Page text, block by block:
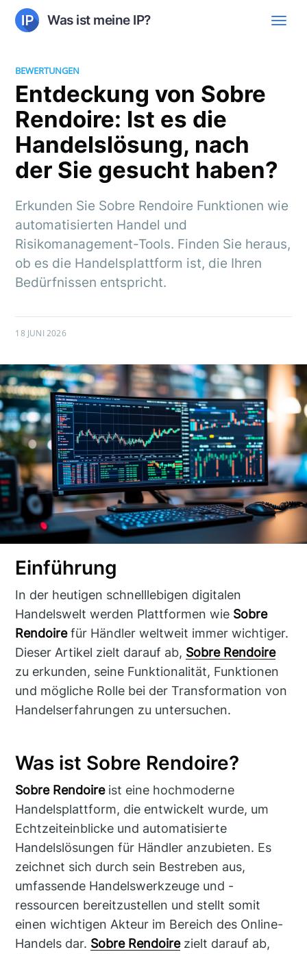
Was ist meine IP?
BEWERTUNGEN
Entdeckung von Sobre
Rendoire: Ist es die
Handelslösung, nach
der Sie gesucht haben?
Erkunden Sie Sobre Rendoire Funktionen wie
automatisierten Handel und
Risikomanagement-Tools. Finden Sie heraus,
ob es die Handelsplattform ist, die Ihren
Bedürfnissen entspricht.
18 JUNI 2026
Einführung
In der heutigen schnelllebigen digitalen
Handelswelt werden Plattformen wie Sobre
Rendoirefür Händler weltweit immer wichtiger.
Dieser Artikel zielt darauf ab, Sobre Rendoire
zu erkunden, seine Funktionalität, Funktionen
und mögliche Rolle bei der Transformation von
Handelserfahrungen zu untersuchen.
Was ist Sobre Rendoire?
Sobre Rendoireist eine hochmoderne
Handelsplattform, die entwickelt wurde, um
Echtzeiteinblicke und automatisierte
Handelslösungen für Händler anzubieten. Es
zeichnet sich durch sein Bestreben aus,
umfassende Handelswerkzeuge und -
ressourcen bereitzustellen und stellt somit
einen wichtigen Akteur im Bereich des Online-
Handels dar. Sobre Rendoirezielt darauf ab,